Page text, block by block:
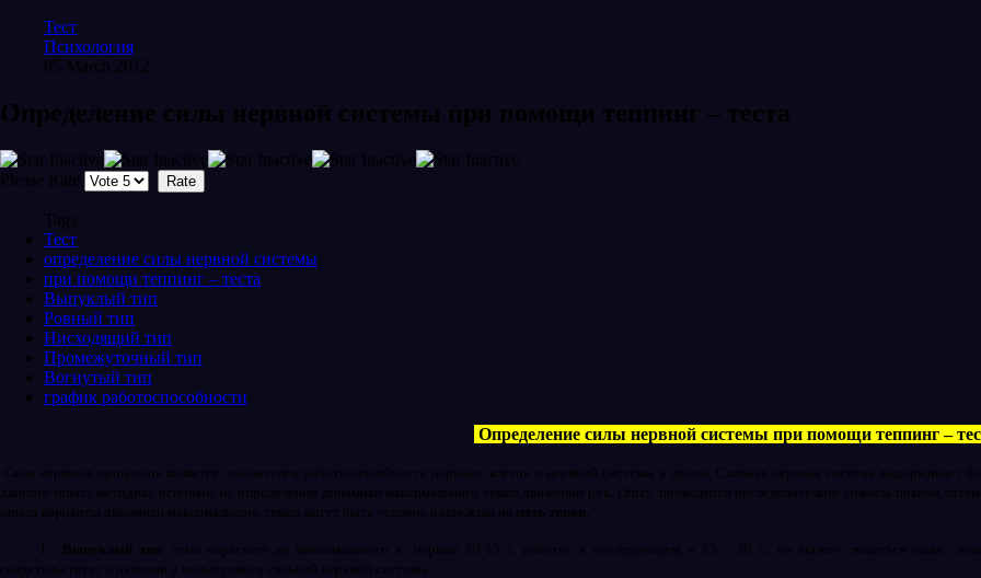
Тест
Психология
05 March 2012
Определение силы нервной системы при помощи теппинг – теста
Please Rate
Tags:
Тест
определение силы нервной системы
при помощи теппинг – теста
Выпуклый тип
Ровный тип
Нисходящий тип
Промежуточный тип
Вогнутый тип
график работоспособности
Определение силы нервной системы при помощи теппинг –
Сила нервных процессов является показателем работоспособности нервных клеток и нервной системы в целом. Сильная нервная система выдерживает
данного опыта методика основана на определении динамики максимального темпа движений рук. Опыт
проводится последовательно сначала правой,
опыта варианты динамики максимального темпа могут быть условно разделены на пять типов.
1. Выпуклый тип : темп нарастает до максимального в первые 10-15 с. работы; в последующем, к 25 – 30 с., он может снизиться ниже
свидетельствует о наличии у испытуемого сильной нервной системы.